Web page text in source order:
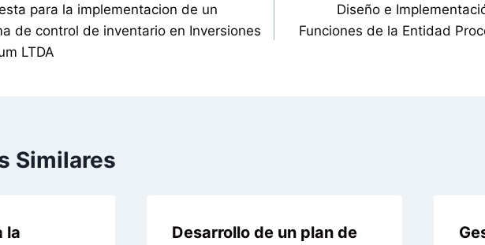
para la implementacion de un
de control de inventario en Inversiones
LTDA
Diseño e
Funciones de la Entidad
Similares
la
Desarrollo de un plan de